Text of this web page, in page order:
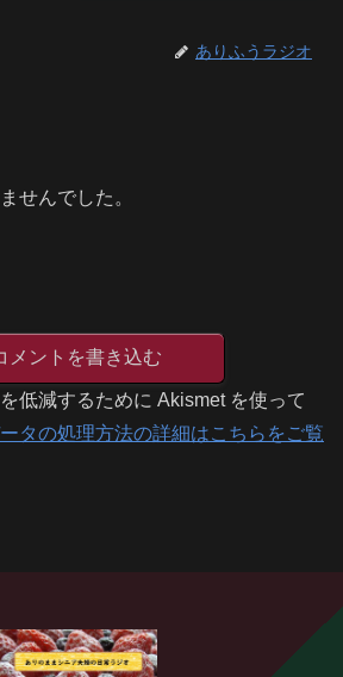
ありふうラジオ
せんでした。
メントを書き込む
低減するために Akismet を使って
タの処理方法の詳細はこちらをご覧